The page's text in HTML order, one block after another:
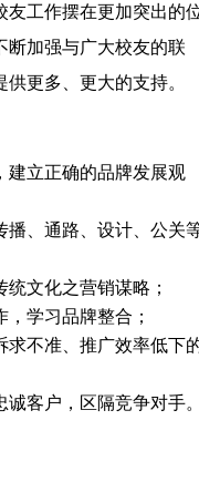
友工作摆在更加突出的
断加强与广大校友的联
更多、更大的支持。
建立正确的品牌发展观
播、通路、设计、公关
文化之营销谋略；
学习品牌整合；
求不准、推广效率低下
客户，区隔竞争对手。